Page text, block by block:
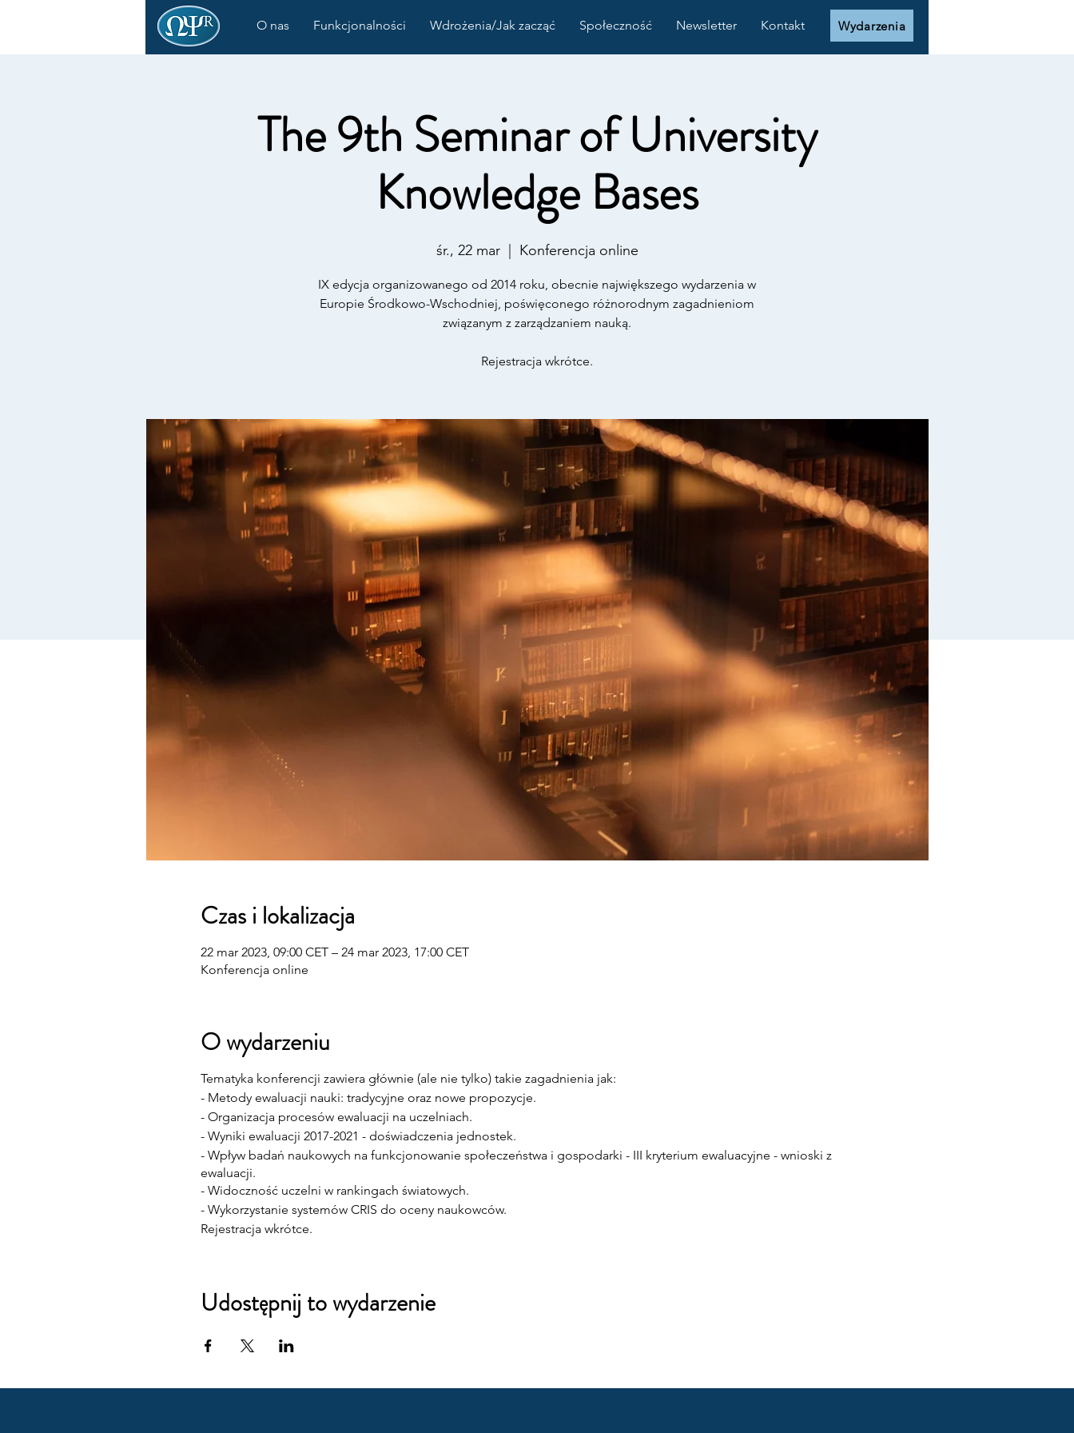
O nas Funkcjonalności Wdrożenia/Jak zacząć Społeczność Newsletter Kontakt Wydarzenia
The 9th Seminar of University
Knowledge Bases
śr., 22 mar
  |
Konferencja online
IX edycja organizowanego od 2014 roku, obecnie największego wydarzenia w
Europie Środkowo-Wschodniej, poświęconego różnorodnym zagadnieniom
związanym z zarządzaniem nauką.
Rejestracja wkrótce.
Czas i lokalizacja
22 mar 2023, 09:00 CET – 24 mar 2023, 17:00 CET
Konferencja online
O wydarzeniu
Tematyka konferencji zawiera głównie (ale nie tylko) takie zagadnienia jak:
- Metody ewaluacji nauki: tradycyjne oraz nowe propozycje.
- Organizacja procesów ewaluacji na uczelniach.
- Wyniki ewaluacji 2017-2021 - doświadczenia jednostek.
- Wpływ badań naukowych na funkcjonowanie społeczeństwa i gospodarki - III kryterium ewaluacyjne - wnioski z
ewaluacji.
- Widoczność uczelni w rankingach światowych.
- Wykorzystanie systemów CRIS do oceny naukowców.
Rejestracja wkrótce.
Udostępnij to wydarzenie